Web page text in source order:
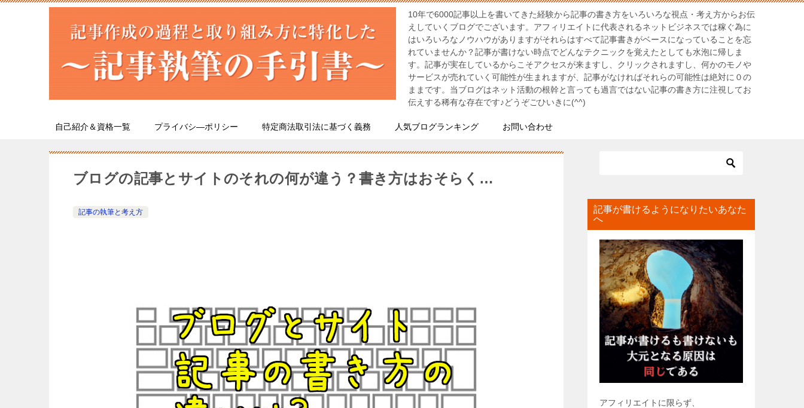
10年で6000記事以上を書いてきた経験から記事の書き方をいろいろな視点・考え方からお伝
えしていくブログでございます。アフィリエイトに代表されるネットビジネスでは稼ぐ為に
はいろいろなノウハウがありますがそれらはすべて記事書きがベースになっていることを忘
れていませんか？記事が書けない時点でどんなテクニックを覚えたとしても水泡に帰しま
す。記事が実在しているからこそアクセスが来ますし、クリックされますし、何かのモノや
サービスが売れていく可能性が生まれますが、記事がなければそれらの可能性は絶対に０の
ままです。当ブログはネット活動の根幹と言っても過言ではない記事の書き方に注視してお
伝えする稀有な存在です♪どうぞごひいきに(^^)
自己紹介＆資格一覧 プライバシ―ポリシー 特定商法取引法に基づく義務 人気ブログランキング お問い合わせ
ブログの記事とサイトのそれの何が違う？書き方はおそらく…
記事の執筆と考え方
記事が書けるようになりたいあなた
へ
アフィリエイトに限らず、